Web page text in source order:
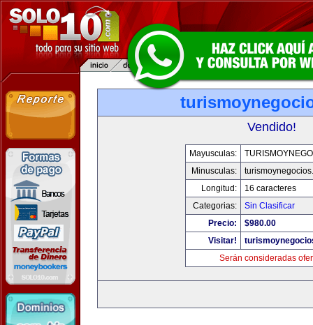
Vendido!
Mayusculas:
Minusculas:
Longitud:
16 caracteres
Categorias:
Sin Clasificar
Precio:
$980.00
Visitar!
Serán consideradas